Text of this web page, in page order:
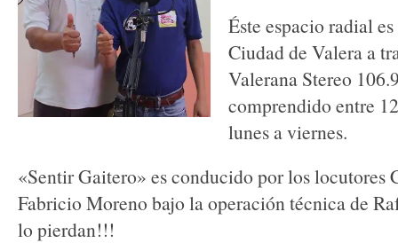
Éste espacio radial
Ciudad de Valera a
Valerana Stereo
comprendido entre
lunes a viernes.
«Sentir Gaitero» es conducido por los locutores
Fabricio Moreno bajo la operación técnica de
lo pierdan!!!